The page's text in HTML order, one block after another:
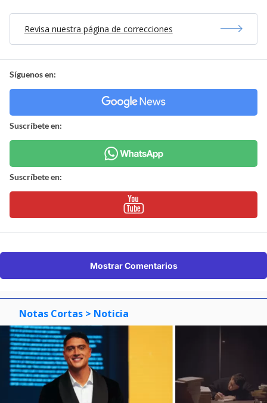
Revisa nuestra página de correcciones
Síguenos en:
Suscríbete en:
Suscríbete en:
Mostrar Comentarios
Notas Cortas > Noticia